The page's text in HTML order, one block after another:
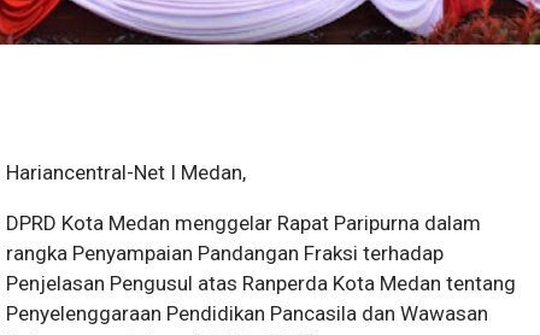
Hariancentral-Net I Medan,
DPRD Kota Medan menggelar Rapat Paripurna dalam
rangka Penyampaian Pandangan Fraksi terhadap
Penjelasan Pengusul atas Ranperda Kota Medan tentang
Penyelenggaraan Pendidikan Pancasila dan Wawasan